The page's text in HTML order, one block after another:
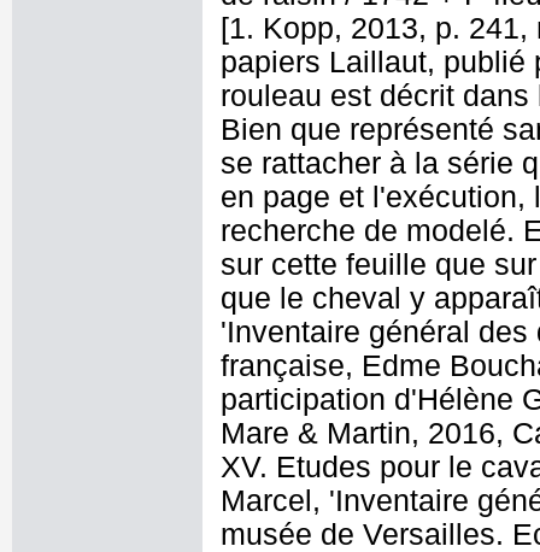
[1. Kopp, 2013, p.
papiers Laillaut, publié
rouleau est décrit
Bien que représenté
se rattacher à la série
en page et l'exécution,
recherche de modelé.
sur cette feuille que
que le cheval y
'Inventaire général
française, Edme
participation d'Hélène
Mare & Martin, 2016,
XV. Etudes pour le
Marcel, 'Inventaire
musée de Versailles.